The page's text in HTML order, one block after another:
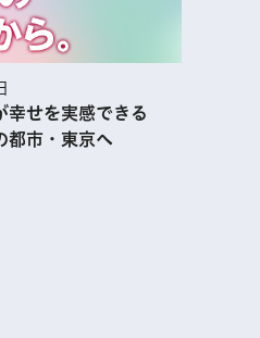
2026年2月1日
集まれ！あふれる熱気 アニメ都
市・TOKYOの今を大解剖!!